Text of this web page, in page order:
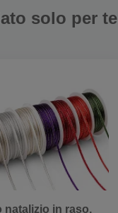
solo per te
natalizio in raso,